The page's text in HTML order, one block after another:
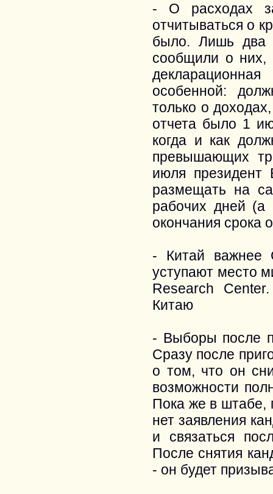
- О расходах
отчитываться о
было. Лишь два
сообщили о
особенной:
только о
отчета было 1
когда и как
превышающих
июля президент
размещать на
рабочих дней (а
окончания срока
- Китай
уступают место
Research
Китаю
- Выборы после
Сразу после
о том, что он
возможности
Пока же в штабе,
нет заявления
и связаться
После снятия
- он будет